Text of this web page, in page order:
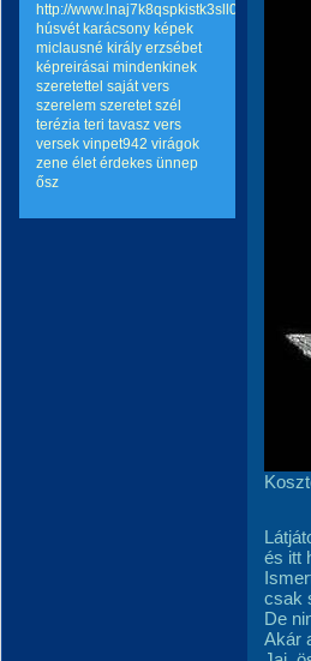
http://
húsvét karácsony képek
miclausné király erzsébet
képreirásai mindenkinek
szeretettel saját vers
szerelem szeretet szél
terézia teri tavasz vers
versek vinpet942 virágok
zene élet érdekes ünnep
ősz
és itt
csak
De
Akár